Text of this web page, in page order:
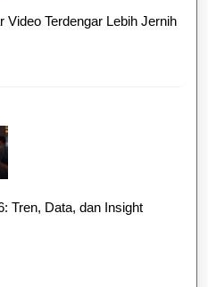
Video Terdengar Lebih Jernih
Tren, Data, dan Insight